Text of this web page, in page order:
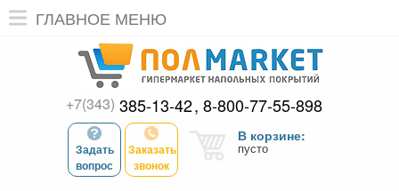
ГЛАВНОЕ МЕНЮ
+7(343) 385-13-42 8-800-77-55-898
Задать
вопрос
Заказать
звонок
В корзине:
пусто